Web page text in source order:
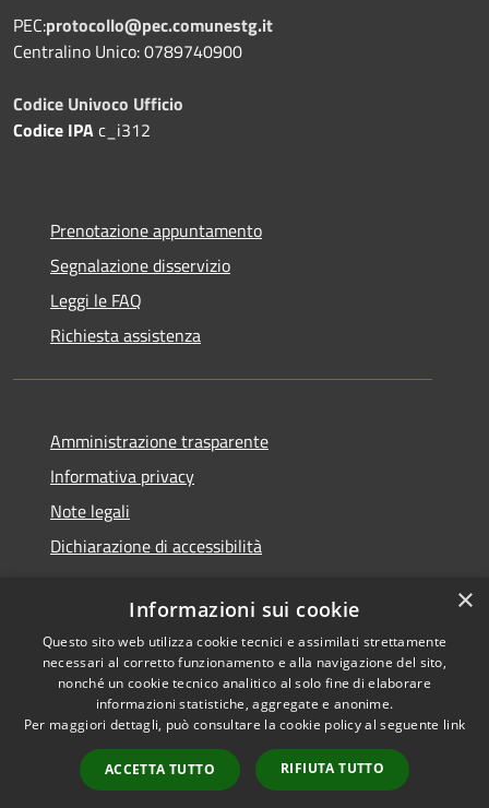
PEC:protocollo@pec.comunestg.it
Centralino Unico: 0789740900
Codice Univoco Ufficio
Codice IPAc_i312
Prenotazione appuntamento
Segnalazione disservizio
Leggi le FAQ
Richiesta assistenza
Amministrazione trasparente
Informativa privacy
Note legali
Dichiarazione di accessibilità
RSS
Accessibilità
Cookie
Mappa del sito
WebMail
Copyright © 2026 • Comune di
Santa Teresa Gallura •
Powered byMunicipium
Accesso redazione
×
Informazioni sui cookie
Questo sito web utilizza cookie tecnici e assimilati strettamente
necessari al corretto funzionamento e alla navigazione del sito,
nonché un cookie tecnico analitico al solo fine di elaborare
informazioni statistiche, aggregate e anonime.
Per maggiori dettagli, può consultare la cookie policy al seguente link
ACCETTA TUTTO RIFIUTA TUTTO